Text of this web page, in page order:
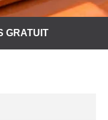
GRATUIT